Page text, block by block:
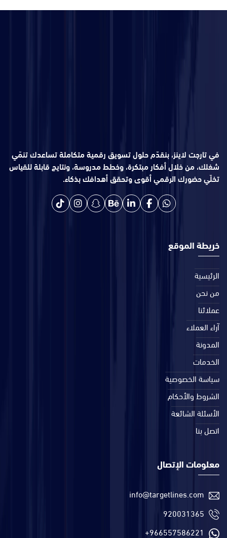
في تارجت لاينز، بنقدّم حلول تسويق رقمية متكاملة تساعدك تنمّي
شغلك، من خلال أفكار مبتكرة، وخطط مدروسة، ونتايج قابلة للقياس
تخلّي حضورك الرقمي أقوى وتحقق أهدافك بذكاء.
خريطة الموقع
الرئيسية
من نحن
عملائنا
آراء العملاء
المدونة
الخدمات
سياسة الخصوصية
الشروط والأحكام
الأسئلة الشائعة
اتصل بنا
معلومات الإتصال
info@targetlines.com
920031365
+966557586221